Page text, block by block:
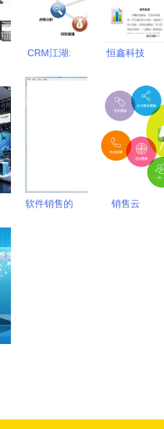
CRM江湖:
恒鑫科技
理解决方
案，赋能店
铺数字化升
级
软件销售的
销售云